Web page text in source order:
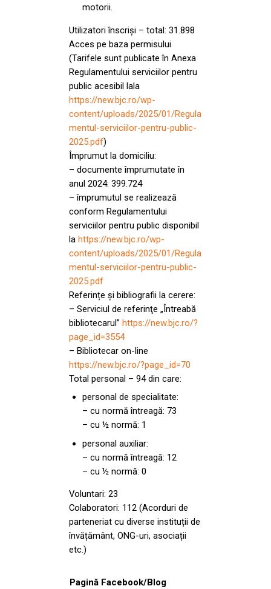
motorii.
Utilizatori înscriși – total: 31.898
Acces pe baza permisului
(Tarifele sunt publicate în Anexa
Regulamentului serviciilor pentru
public acesibil lala
https://new.bjc.ro/wp-
content/uploads/2025/01/Regula
mentul-serviciilor-pentru-public-
2025.pdf)
Împrumut la domiciliu:
– documente împrumutate în
anul 2024: 399.724
– împrumutul se realizează
conform Regulamentului
serviciilor pentru public disponibil
la https://new.bjc.ro/wp-
content/uploads/2025/01/Regula
mentul-serviciilor-pentru-public-
2025.pdf
Referințe și bibliografii la cerere:
– Serviciul de referinţe „Întreabă
bibliotecarul” https://new.bjc.ro/?
page_id=3554
– Bibliotecar on-line
https://new.bjc.ro/?page_id=70
Total personal – 94 din care:
personal de specialitate:
– cu normă întreagă: 73
– cu ½ normă: 1
personal auxiliar:
– cu normă întreagă: 12
– cu ½ normă: 0
Voluntari: 23
Colaboratori: 112 (Acorduri de
parteneriat cu diverse instituții de
învățământ, ONG-uri, asociații
etc.)
Pagină Facebook/Blog